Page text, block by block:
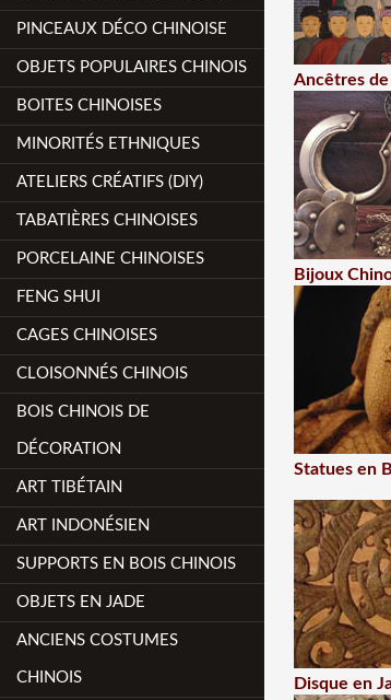
PINCEAUX DÉCO CHINOISE
OBJETS POPULAIRES CHINOIS
BOITES CHINOISES
MINORITÉS ETHNIQUES
ATELIERS CRÉATIFS (DIY)
TABATIÈRES CHINOISES
PORCELAINE CHINOISES
FENG SHUI
CAGES CHINOISES
CLOISONNÉS CHINOIS
BOIS CHINOIS DE
DÉCORATION
ART TIBÉTAIN
ART INDONÉSIEN
SUPPORTS EN BOIS CHINOIS
OBJETS EN JADE
ANCIENS COSTUMES
CHINOIS
Ancêtres de
Bijoux
Statues en
Disque en